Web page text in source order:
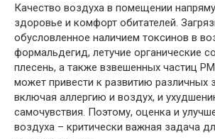
Качество воздуха в помещении
здоровье и комфорт обитателей.
обусловленное наличием токсинов в
формальдегид, летучие органические
плесень, а также взвешенных частиц
может привести к развитию различных
включая аллергию и воздух, и
самочувствия. Поэтому, оценка и
воздуха – критически важная задача